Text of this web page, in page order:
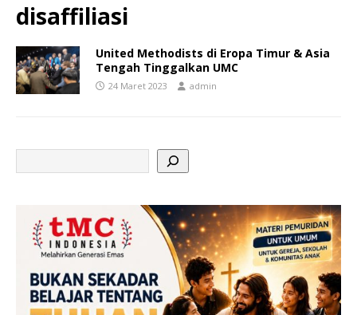
disaffiliasi
United Methodists di Eropa Timur & Asia
Tengah Tinggalkan UMC
24 Maret 2023 admin